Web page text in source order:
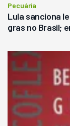
Pecuária
Lula sanciona
gras no Brasil;